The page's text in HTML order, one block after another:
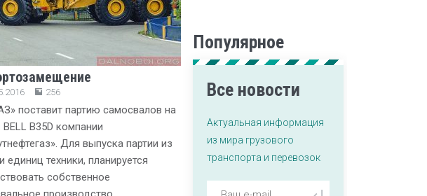
256
поставит партию самосвалов на
B35D компании
Для выпуска партии из
единиц техники, планируется
собственное
Популярное
Все новости
Актуальная информация
из мира грузового
транспорта и перевозок